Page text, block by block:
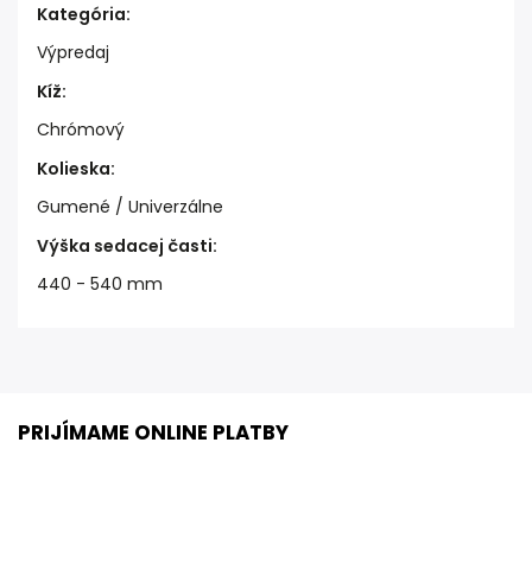
Kategória:
Výpredaj
Kíž:
Chrómový
Kolieska:
Gumené / Univerzálne
Výška sedacej časti:
440 - 540 mm
PRIJÍMAME ONLINE PLATBY